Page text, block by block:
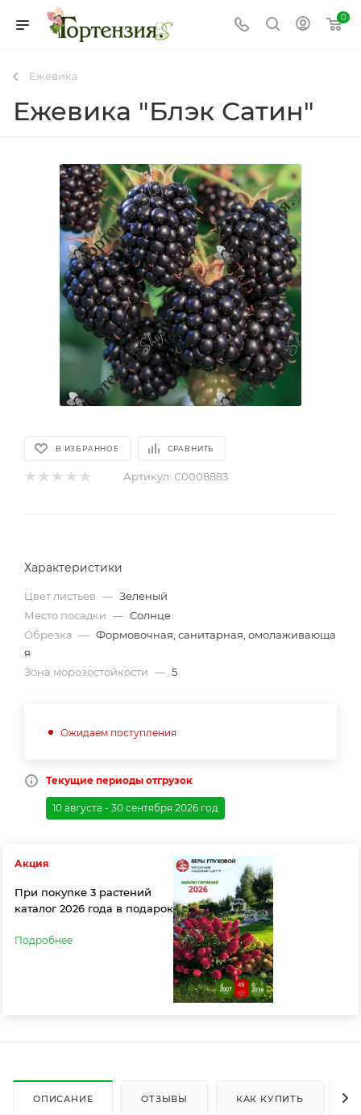
0
Ежевика
Ежевика "Блэк Сатин"
В ИЗБРАННОЕ СРАВНИТЬ
Артикул: С0008883
Характеристики
Цвет листьев — Зеленый
Место посадки — Солнце
Обрезка — Формовочная, санитарная, омолаживающа
я
Зона морозостойкости — 5
Ожидаем поступления
Текущие периоды отгрузок
10 августа - 30 сентября 2026 год
Акция
При покупке 3 растений
каталог 2026 года в подарок
Подробнее
ОПИСАНИЕ ОТЗЫВЫ КАК КУПИТЬ